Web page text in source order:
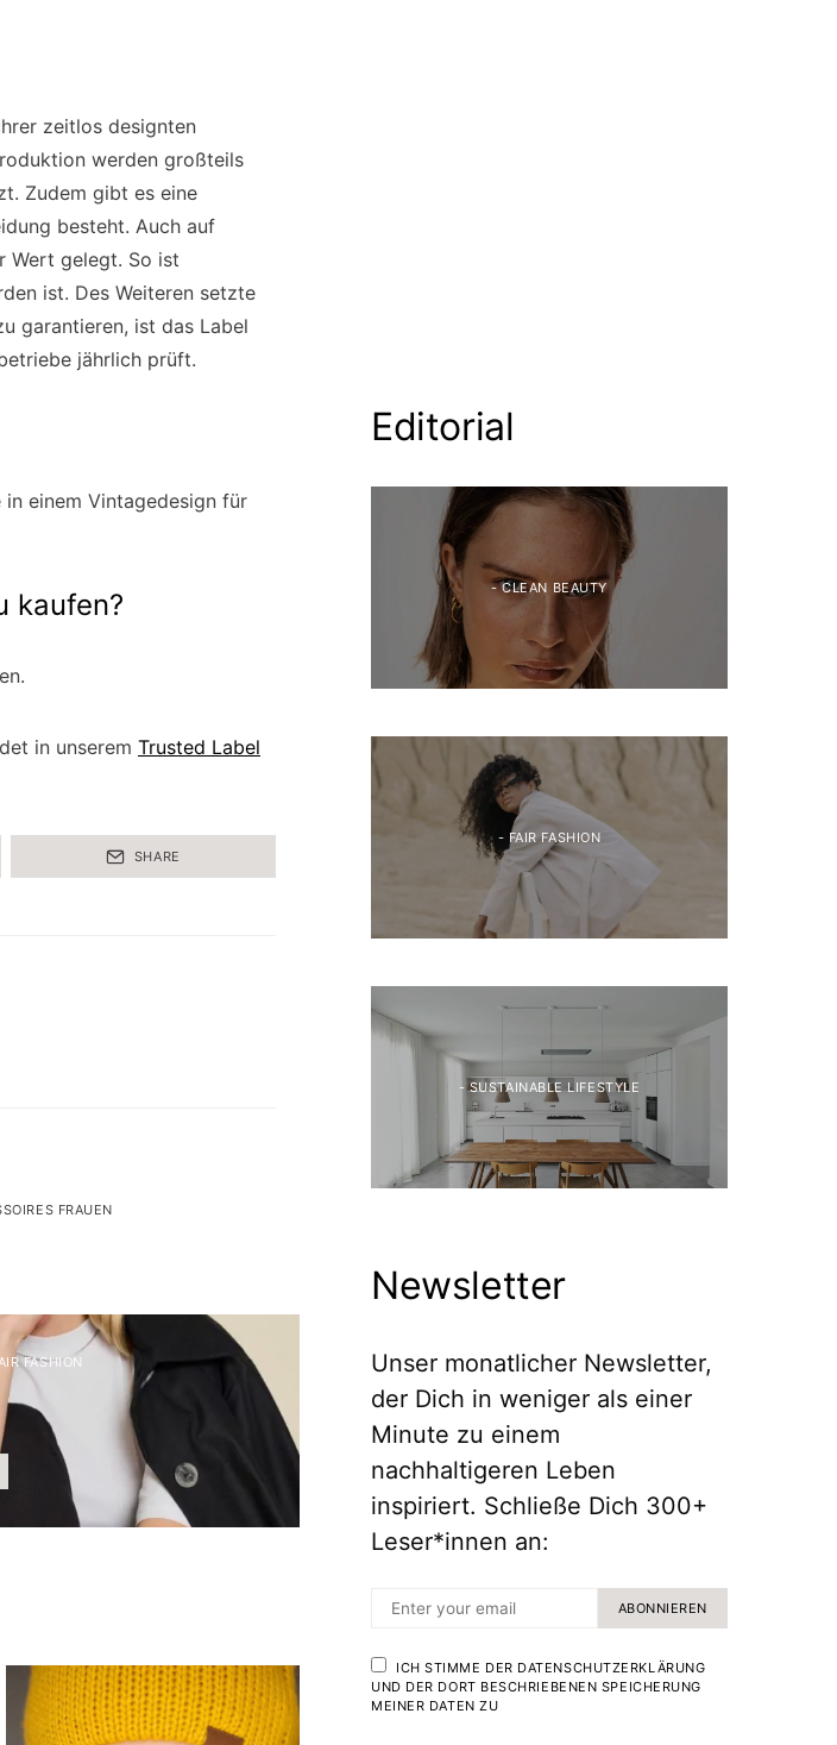
zeitlos designten
werden großteils
Zudem gibt es eine
besteht. Auch auf
Wert gelegt. So ist
ist. Des Weiteren setzte
garantieren, ist das Label
jährlich prüft.
einem Vintagedesign für
kaufen?
in unserem Trusted Label
SHARE
FRAUEN
FASHION
Editorial
- CLEAN BEAUTY
- FAIR FASHION
- SUSTAINABLE LIFESTYLE
Newsletter
Unser monatlicher Newsletter,
der Dich in weniger als einer
Minute zu einem
nachhaltigeren Leben
inspiriert. Schließe Dich 300+
Leser*innen an:
ABONNIEREN
ICH STIMME DER DATENSCHUTZERKLÄRUNG
UND DER DORT BESCHRIEBENEN SPEICHERUNG
MEINER DATEN ZU